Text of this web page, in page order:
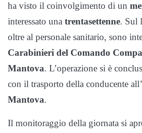
ha visto il coinvolgimento di un
interessato una trentasettenne. Sul
oltre al personale sanitario, sono
Carabinieri del Comando
Mantova. L’operazione si è
con il trasporto della conducente all’
Mantova.
Il monitoraggio della giornata si